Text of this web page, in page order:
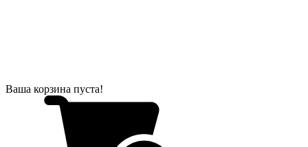
Ваша корзина пуста!